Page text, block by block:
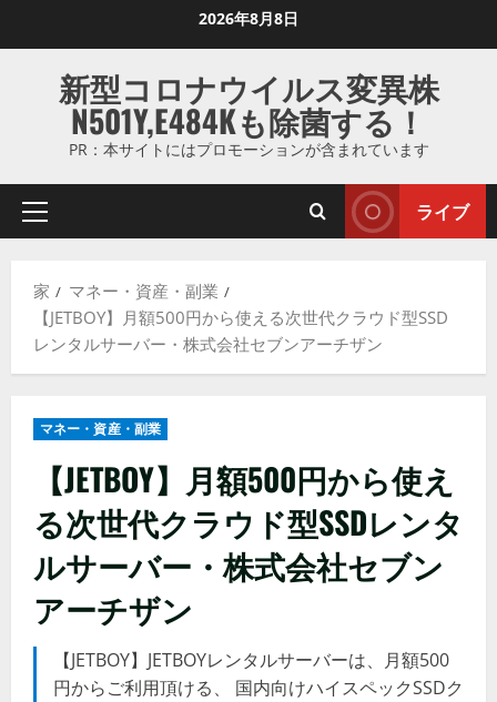
ス
ッ
2026年8月8日
新型コロナウイルス変異株
N501Y,E484Kも除菌する！
PR：本サイトにはプロモーションが含まれています
プ
マ
リ
メ
ー
ライブ
家
マネー・資産・副業
【JETBOY】月額500円から使える次世代クラウド型SSD
レンタルサーバー・株式会社セブンアーチザン
マネー・資産・副業
【JETBOY】月額500円から使え
る次世代クラウド型SSDレンタ
ルサーバー・株式会社セブン
アーチザン
【JETBOY】JETBOYレンタルサーバーは、月額500
円からご利用頂ける、 国内向けハイスペックSSDク